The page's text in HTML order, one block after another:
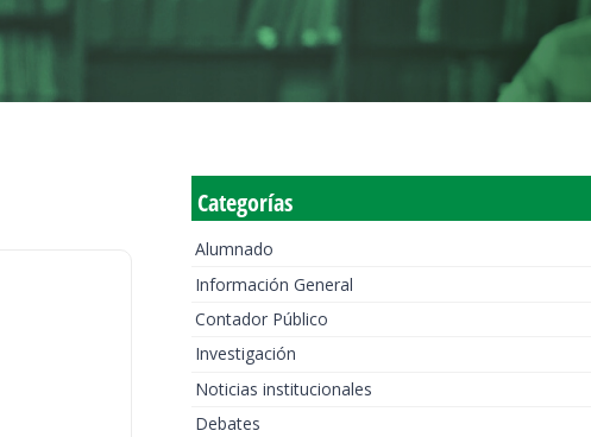
Categorías
Alumnado
Información General
Contador Público
Investigación
Noticias institucionales
Debates